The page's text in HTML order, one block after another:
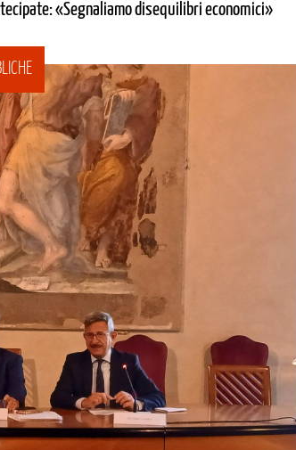
«Segnaliamo disequilibri economici»